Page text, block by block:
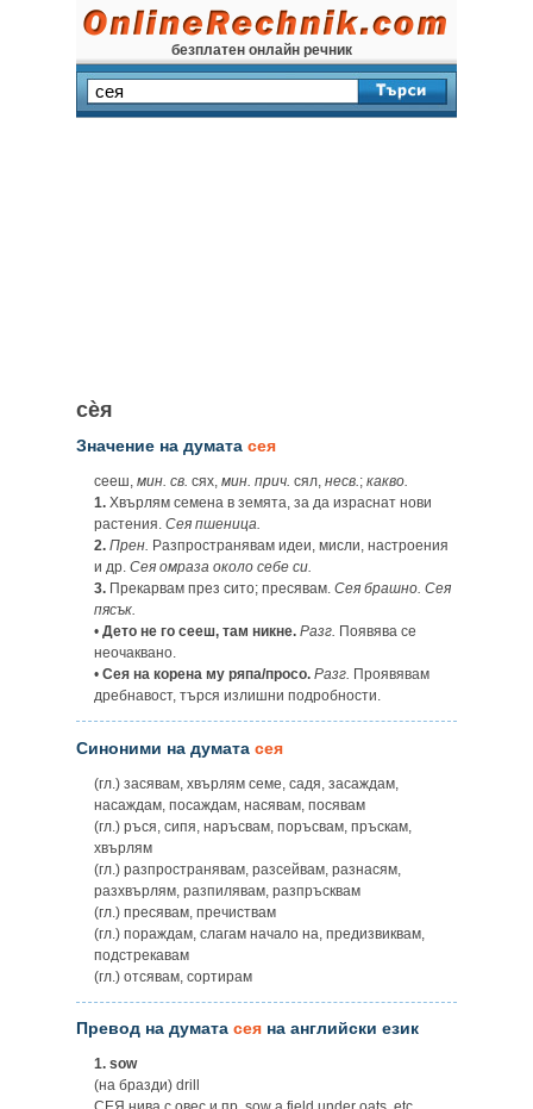
безплатен онлайн речник
сѐя
Значение на думата сея
сееш, мин. св. сях, мин. прич. сял, несв.; какво.
1. Хвърлям семена в земята, за да израснат нови
растения. Сея пшеница.
2. Прен. Разпространявам идеи, мисли, настроения
и др. Сея омраза около себе си.
3. Прекарвам през сито; пресявам. Сея брашно. Сея
пясък.
• Дето не го сееш, там никне. Разг. Появява се
неочаквано.
• Сея на корена му ряпа/просо. Разг. Проявявам
дребнавост, търся излишни подробности.
Синоними на думата сея
(гл.) засявам, хвърлям семе, садя, засаждам,
насаждам, посаждам, насявам, посявам
(гл.) ръся, сипя, наръсвам, поръсвам, пръскам,
хвърлям
(гл.) разпространявам, разсейвам, разнасям,
разхвърлям, разпилявам, разпръсквам
(гл.) пресявам, пречиствам
(гл.) пораждам, слагам начало на, предизвиквам,
подстрекавам
(гл.) отсявам, сортирам
Превод на думата сея на английски език
1. sow
(на бразди) drill